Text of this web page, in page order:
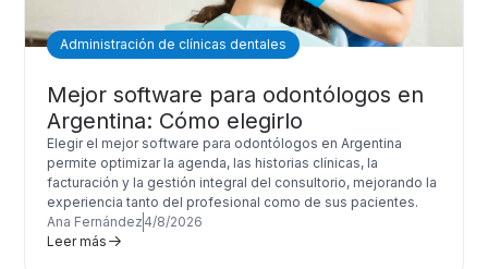
Administración de clínicas dentales
Mejor software para odontólogos en
Argentina: Cómo elegirlo
Elegir el mejor software para odontólogos en Argentina
permite optimizar la agenda, las historias clínicas, la
facturación y la gestión integral del consultorio, mejorando la
experiencia tanto del profesional como de sus pacientes.
Ana Fernández 4/8/2026
Leer más